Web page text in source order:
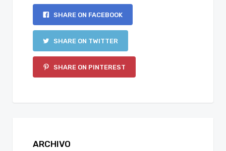
SHARE ON FACEBOOK
SHARE ON TWITTER
SHARE ON PINTEREST
ARCHIVO